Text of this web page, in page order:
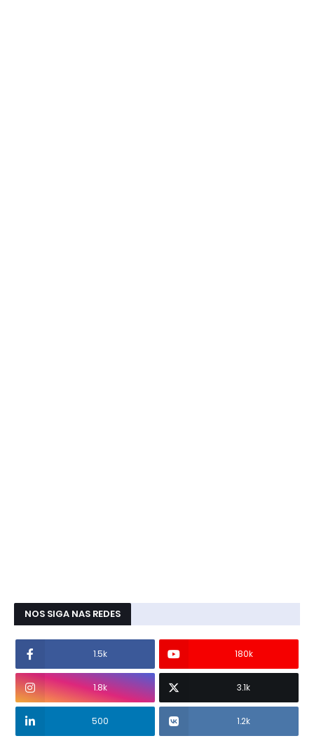
NOS SIGA NAS REDES
1.5k 180k
1.8k 3.1k
500 1.2k